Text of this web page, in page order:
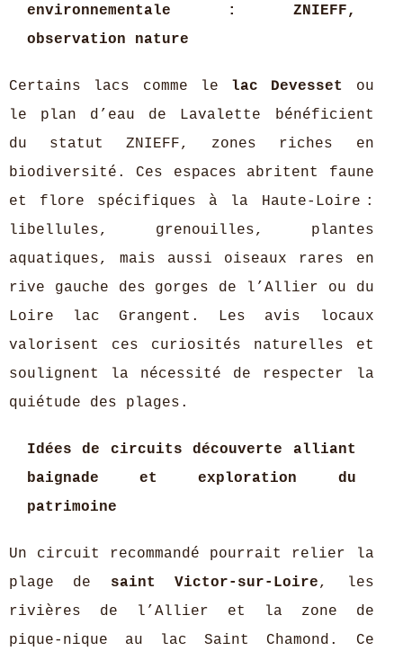
environnementale : ZNIEFF,
observation nature
Certains lacs comme le lac Devesset
ou
le plan d’eau de Lavalette bénéficient
du statut ZNIEFF, zones riches en
biodiversité. Ces espaces abritent faune
et flore spécifiques à la Haute-Loire :
libellules, grenouilles, plantes
aquatiques, mais aussi oiseaux rares en
rive gauche des gorges de l’Allier ou du
Loire lac Grangent. Les avis locaux
valorisent ces curiosités naturelles et
soulignent la nécessité de respecter la
quiétude des plages.
Idées de circuits découverte alliant
baignade et exploration du
patrimoine
Un circuit recommandé pourrait relier la
plage de saint Victor-sur-Loire, les
rivières de l’Allier et la zone de
pique-nique au lac Saint Chamond. Ce